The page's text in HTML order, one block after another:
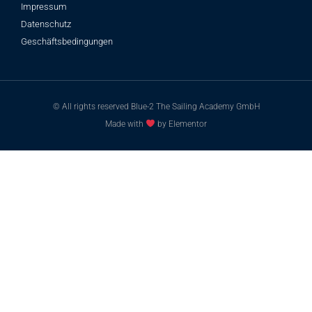
Impressum
Datenschutz
Geschäftsbedingungen
© All rights reserved Blue-2 The Sailing Academy GmbH
Made with
by Elementor